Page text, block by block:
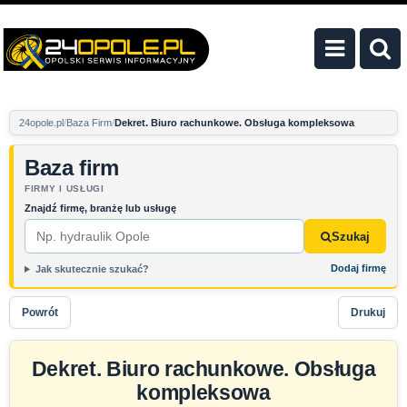
24opole.pl Baza Firm Dekret. Biuro rachunkowe. Obsługa kompleksowa
Baza firm
FIRMY I USŁUGI
Znajdź firmę, branżę lub usługę
Szukaj
Jak skutecznie szukać? Dodaj firmę
Powrót Drukuj
Dekret. Biuro rachunkowe. Obsługa
kompleksowa